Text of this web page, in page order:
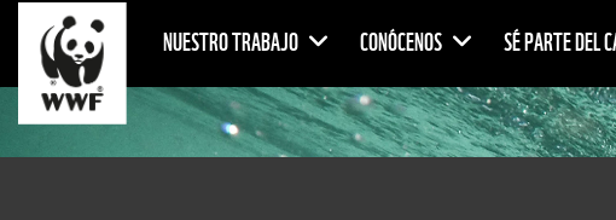
NUESTRO TRABAJO CONÓCENOS SÉ PARTE DEL